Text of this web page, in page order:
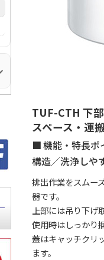
TUF-CTH 下
スペース・運
機能・特長ポ
構造／洗浄しや
排出作業をスムー
器です。
上部には吊り下
使用時はしっかり
蓋はキャッチクリ
ます。